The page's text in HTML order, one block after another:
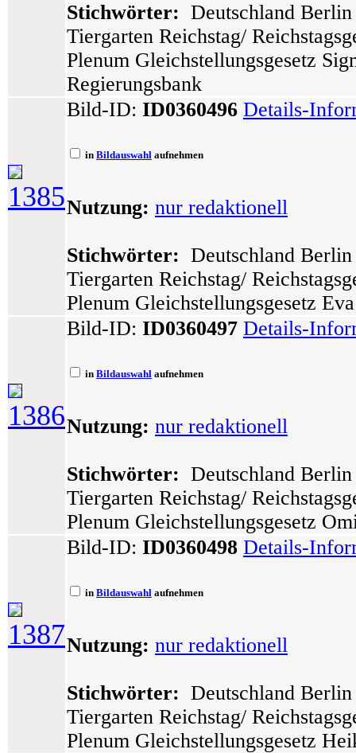
Stichwörter: Deutschland
Tiergarten Reichstag/
Plenum Gleichstellungsgesetz
Regierungsbank
1385
Bild-ID: ID0360496 Details-
in Bildauswahl aufnehmen
Nutzung: nur redaktionell
Stichwörter: Deutschland
Tiergarten Reichstag/
Plenum Gleichstellungsgesetz
1386
Bild-ID: ID0360497 Details-
in Bildauswahl aufnehmen
Nutzung: nur redaktionell
Stichwörter: Deutschland
Tiergarten Reichstag/
Plenum Gleichstellungsgesetz
1387
Bild-ID: ID0360498 Details-
in Bildauswahl aufnehmen
Nutzung: nur redaktionell
Stichwörter: Deutschland
Tiergarten Reichstag/
Plenum Gleichstellungsgesetz